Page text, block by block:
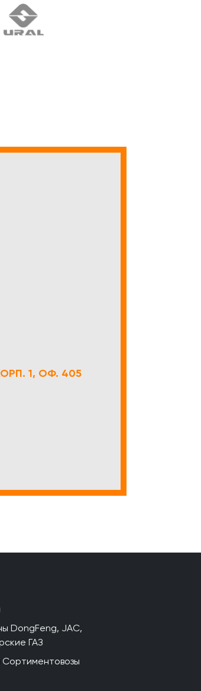
1, ОФ. 405
ГАЗ
Сортиментовозы